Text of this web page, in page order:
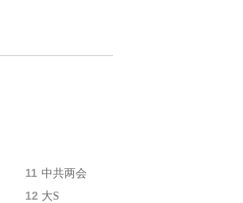
11 中共两会
12 大S